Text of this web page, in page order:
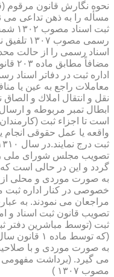
مسأله را به ذهن تداعی می
ثبت
رسمی
اسناد رسمی را از حالت
اداره ثبت در دفاتر اسناد
معاملات راجع به عین یا
نقل و انتقال املاك و
ابطال تمبر مربوطه و
است تا اجزاء ثبت
واقعه یا عمل حقوقی انجام
به صورت موردی و محلی از
خصوصی در كنار اداره ثبت
مراجعان می نمودند. به
ثبت (توسط مباشرین دفتر
به صورت موردی و با
مصوب ۱۳۰۷ )